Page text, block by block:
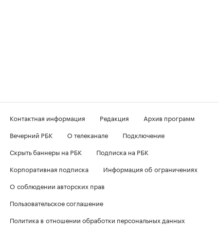
Контактная информация Редакция
Архив программ
Вечерний РБК
О телеканале
Подключение
Скрыть баннеры на РБК
Подписка на РБК
Корпоративная подписка
Информация об ограничениях
О соблюдении авторских прав
Пользовательское соглашение
Политика в отношении обработки персональных данных